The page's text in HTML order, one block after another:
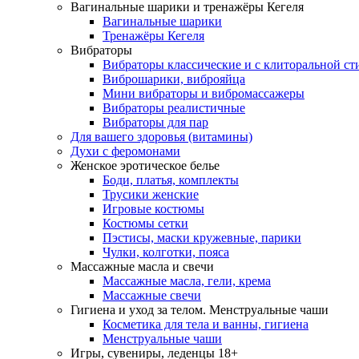
Вагинальные шарики и тренажёры Кегеля
Вагинальные шарики
Тренажёры Кегеля
Вибраторы
Вибраторы классические и с клиторальной
Виброшарики, виброяйца
Мини вибраторы и вибромассажеры
Вибраторы реалистичные
Вибраторы для пар
Для вашего здоровья (витамины)
Духи с феромонами
Женское эротическое белье
Боди, платья, комплекты
Трусики женские
Игровые костюмы
Костюмы сетки
Пэстисы, маски кружевные, парики
Чулки, колготки, пояса
Массажные масла и свечи
Массажные масла, гели, крема
Массажные свечи
Гигиена и уход за телом. Менструальные чаши
Косметика для тела и ванны, гигиена
Менструальные чаши
Игры, сувениры, леденцы 18+